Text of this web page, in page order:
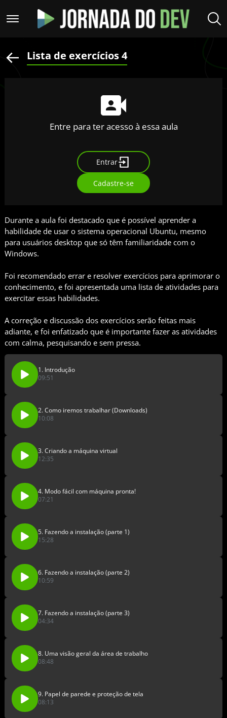
Lista de exercícios 4
Entre para ter acesso à essa aula
Entrar
Cadastre-se
Durante a aula foi destacado que é possível aprender a
habilidade de usar o sistema operacional Ubuntu, mesmo
para usuários desktop que só têm familiaridade com o
Windows.
Foi recomendado errar e resolver exercícios para aprimorar o
conhecimento, e foi apresentada uma lista de atividades para
exercitar essas habilidades.
A correção e discussão dos exercícios serão feitas mais
adiante, e foi enfatizado que é importante fazer as atividades
com calma, pesquisando e sem pressa.
1. Introdução
09:51
2. Como iremos trabalhar (Downloads)
10:08
3. Criando a máquina virtual
12:35
4. Modo fácil com máquina pronta!
07:21
5. Fazendo a instalação (parte 1)
15:28
6. Fazendo a instalação (parte 2)
10:59
7. Fazendo a instalação (parte 3)
04:34
8. Uma visão geral da área de trabalho
08:48
9. Papel de parede e proteção de tela
08:13